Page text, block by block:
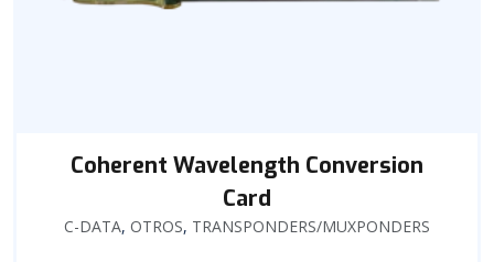
Coherent Wavelength Conversion
Card
C-DATA, OTROS, TRANSPONDERS/MUXPONDERS